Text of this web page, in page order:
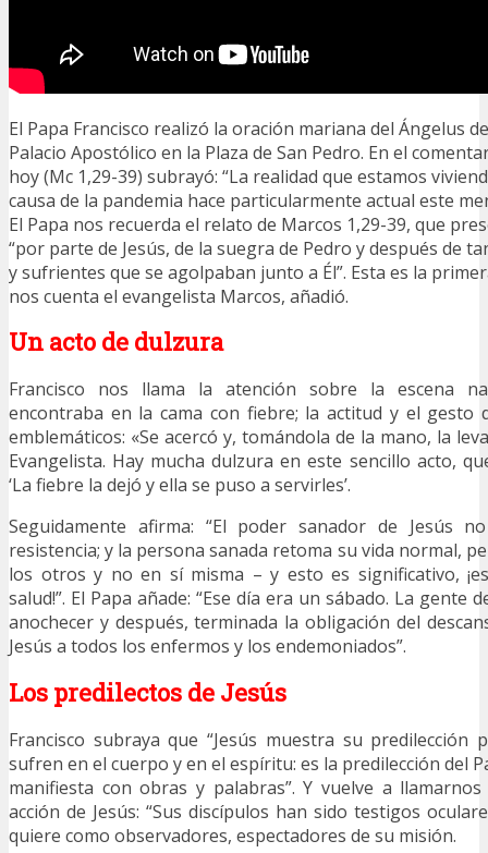
El Papa Francisco realizó la oración mariana del Ángelus
Palacio Apostólico en la Plaza de San Pedro. En el
hoy (Mc 1,29-39) subrayó: “La realidad que estamos
causa de la pandemia hace particularmente actual este
El Papa nos recuerda el relato de Marcos 1,29-39, que
“por parte de Jesús, de la suegra de Pedro y después de
y sufrientes que se agolpaban junto a Él”. Esta es la
nos cuenta el evangelista Marcos, añadió.
Un acto de dulzura
Francisco nos llama la atención sobre la escena
encontraba en la cama con fiebre; la actitud y el gesto
emblemáticos: «Se acercó y, tomándola de la mano, la
Evangelista. Hay mucha dulzura en este sencillo acto,
‘La fiebre la dejó y ella se puso a servirles’.
Seguidamente afirma: “El poder sanador de Jesús
resistencia; y la persona sanada retoma su vida normal,
los otros y no en sí misma – y esto es significativo,
salud!”. El Papa añade: “Ese día era un sábado. La gente
anochecer y después, terminada la obligación del
Jesús a todos los enfermos y los endemoniados”.
Los predilectos de Jesús
Francisco subraya que “Jesús muestra su predilección
sufren en el cuerpo y en el espíritu: es la predilección del
manifiesta con obras y palabras”. Y vuelve a
acción de Jesús: “Sus discípulos han sido testigos
quiere como observadores, espectadores de su misión.